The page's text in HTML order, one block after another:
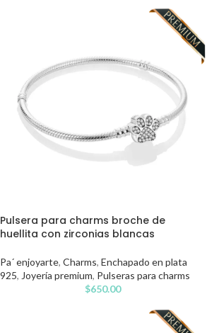
Pulsera para charms broche de
huellita con zirconias blancas
Pa´ enjoyarte, Charms, Enchapado en plata
925, Joyería premium, Pulseras para charms
$650.00